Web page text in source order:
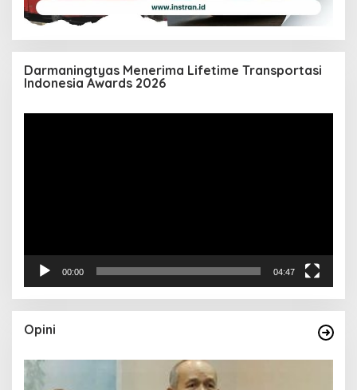
Darmaningtyas Menerima Lifetime Transportasi
Indonesia Awards 2026
00:00 04:47
Opini